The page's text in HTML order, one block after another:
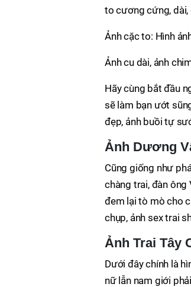
to cương cứng, dài,
Ảnh cặc to: Hình
Ảnh cu dài, ảnh
Hãy cùng bắt đầu
sẽ làm bạn ướt
đẹp, ảnh buồi tự
Ảnh Dương
Cũng giống như
chàng trai, đàn
đem lại tò mò cho
chụp, ảnh sex trai
Ảnh Trai Tây
Dưới đây chính là
nữ lẫn nam giới